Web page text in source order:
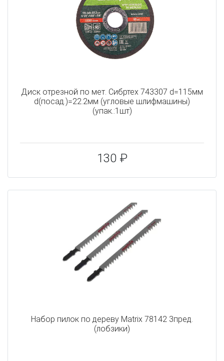
Диск отрезной по мет. Сибртех 743307 d=115мм
d(посад.)=22.2мм (угловые шлифмашины)
(упак.:1шт)
130 ₽
Набор пилок по дереву Matrix 78142 3пред.
(лобзики)